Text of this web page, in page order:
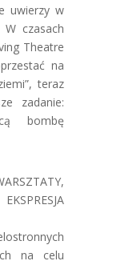
uwierzy w
czasach
Theatre
na
teraz
zadanie:
bombę
na celu